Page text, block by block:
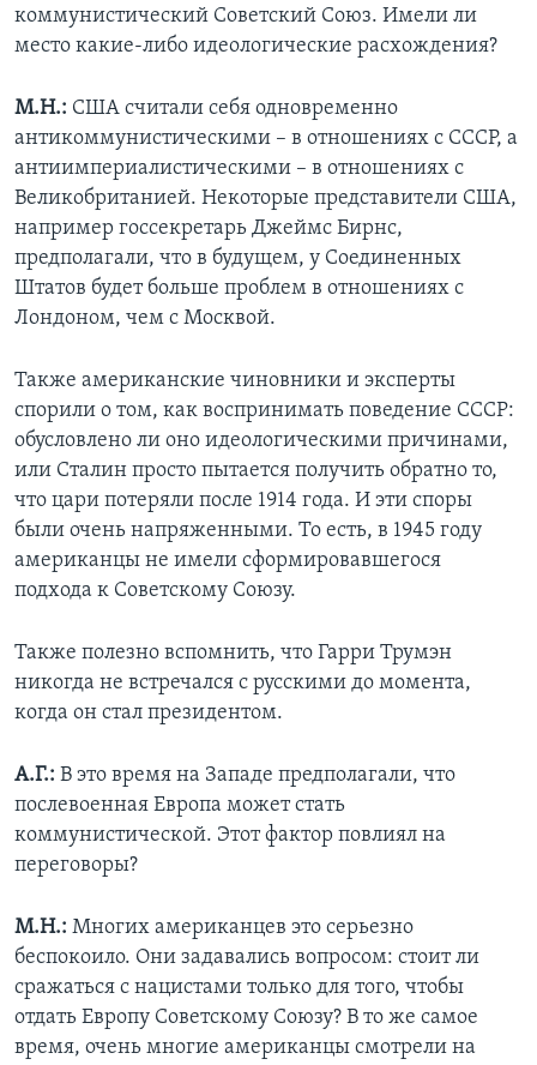
коммунистический Советский Союз. Имели ли
место какие-либо идеологические расхождения?
М.Н.: США считали себя одновременно
антикоммунистическими – в отношениях с СССР, а
антиимпериалистическими – в отношениях с
Великобританией. Некоторые представители США,
например госсекретарь Джеймс Бирнс,
предполагали, что в будущем, у Соединенных
Штатов будет больше проблем в отношениях с
Лондоном, чем с Москвой.
Также американские чиновники и эксперты
спорили о том, как воспринимать поведение СССР:
обусловлено ли оно идеологическими причинами,
или Сталин просто пытается получить обратно то,
что цари потеряли после 1914 года. И эти споры
были очень напряженными. То есть, в 1945 году
американцы не имели сформировавшегося
подхода к Советскому Союзу.
Также полезно вспомнить, что Гарри Трумэн
никогда не встречался с русскими до момента,
когда он стал президентом.
А.Г.: В это время на Западе предполагали, что
послевоенная Европа может стать
коммунистической. Этот фактор повлиял на
переговоры?
М.Н.: Многих американцев это серьезно
беспокоило. Они задавались вопросом: стоит ли
сражаться с нацистами только для того, чтобы
отдать Европу Советскому Союзу? В то же самое
время, очень многие американцы смотрели на